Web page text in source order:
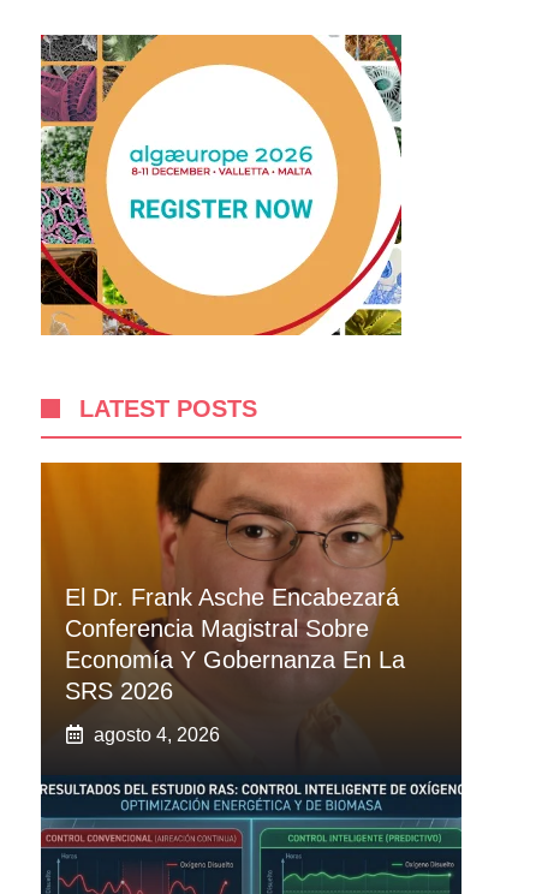
LATEST POSTS
El Dr. Frank Asche Encabezará
Conferencia Magistral Sobre
Economía Y Gobernanza En La
SRS 2026
agosto 4, 2026